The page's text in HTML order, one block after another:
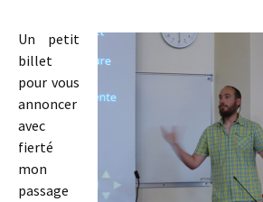
Un petit
billet
pour vous
annoncer
avec
fierté
mon
passage